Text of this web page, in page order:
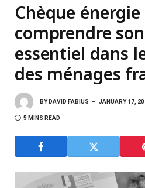
Chèque énergie
comprendre
essentiel dans
des ménages
BY DAVID FABIUS JANUARY 17,
5 MINS READ